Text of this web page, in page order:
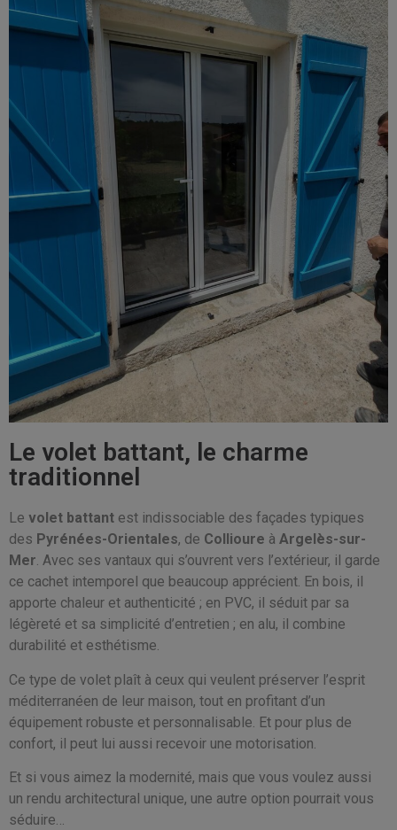
Le volet battant, le charme
traditionnel
Le volet battant est indissociable des façades typiques
des Pyrénées-Orientales, de Collioure à Argelès-sur-
Mer. Avec ses vantaux qui s’ouvrent vers l’extérieur, il garde
ce cachet intemporel que beaucoup apprécient. En bois, il
apporte chaleur et authenticité ; en PVC, il séduit par sa
légèreté et sa simplicité d’entretien ; en alu, il combine
durabilité et esthétisme.
Ce type de volet plaît à ceux qui veulent préserver l’esprit
méditerranéen de leur maison, tout en profitant d’un
équipement robuste et personnalisable. Et pour plus de
confort, il peut lui aussi recevoir une motorisation.
Et si vous aimez la modernité, mais que vous voulez aussi
un rendu architectural unique, une autre option pourrait vous
séduire…